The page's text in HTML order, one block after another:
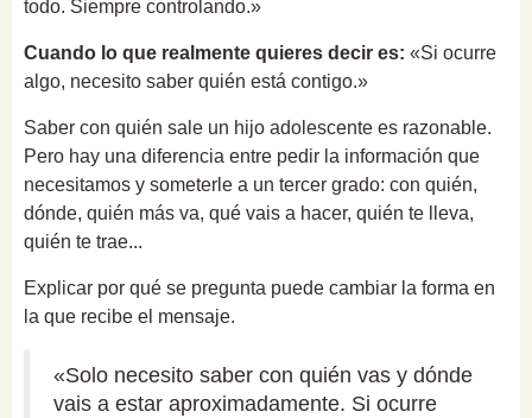
todo. Siempre controlando.»
Cuando lo que realmente quieres decir es: «Si ocurre
algo, necesito saber quién está contigo.»
Saber con quién sale un hijo adolescente es razonable.
Pero hay una diferencia entre pedir la información que
necesitamos y someterle a un tercer grado: con quién,
dónde, quién más va, qué vais a hacer, quién te lleva,
quién te trae...
Explicar por qué se pregunta puede cambiar la forma en
la que recibe el mensaje.
«Solo necesito saber con quién vas y dónde
vais a estar aproximadamente. Si ocurre